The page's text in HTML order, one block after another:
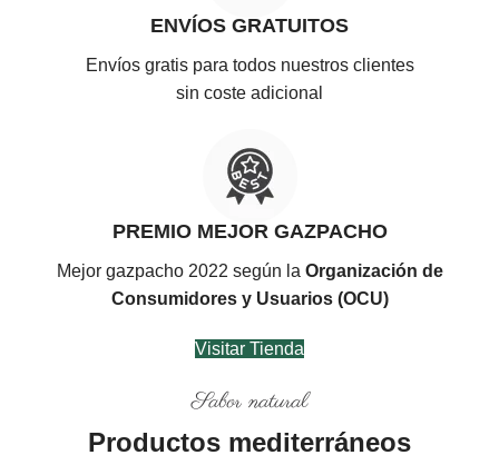
ENVÍOS GRATUITOS
Envíos gratis para todos nuestros clientes
sin coste adicional
PREMIO MEJOR GAZPACHO
Mejor gazpacho 2022 según la Organización de
Consumidores y Usuarios (OCU)
Visitar Tienda
Sabor natural
Productos mediterráneos